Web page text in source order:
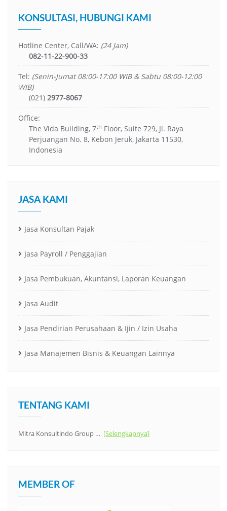
KONSULTASI, HUBUNGI KAMI
Hotline Center, Call/WA: (24 Jam)
082-11-22-900-33
Tel: (Senin-Jumat 08:00-17:00 WIB & Sabtu 08:00-12:00
WIB)
(021) 2977-8067
Office:
The Vida Building, 7th Floor, Suite 729, Jl. Raya
Perjuangan No. 8, Kebon Jeruk, Jakarta 11530,
Indonesia
JASA KAMI
Jasa Konsultan Pajak
Jasa Payroll / Penggajian
Jasa Pembukuan, Akuntansi, Laporan Keuangan
Jasa Audit
Jasa Pendirian Perusahaan & Ijin / Izin Usaha
Jasa Manajemen Bisnis & Keuangan Lainnya
TENTANG KAMI
Mitra Konsultindo Group … [Selengkapnya]
MEMBER OF